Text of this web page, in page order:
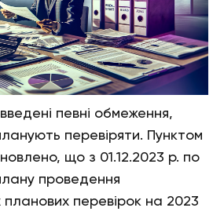
певні обмеження,
перевіряти. Пунктом
що з 01.12.2023 р. по
проведення
перевірок на 2023